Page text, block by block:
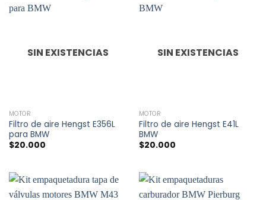
SIN EXISTENCIAS
MOTOR
Filtro de aire Hengst E356L
para BMW
$20.000
SIN EXISTENCIAS
MOTOR
Filtro de aire Hengst E41L
BMW
$20.000